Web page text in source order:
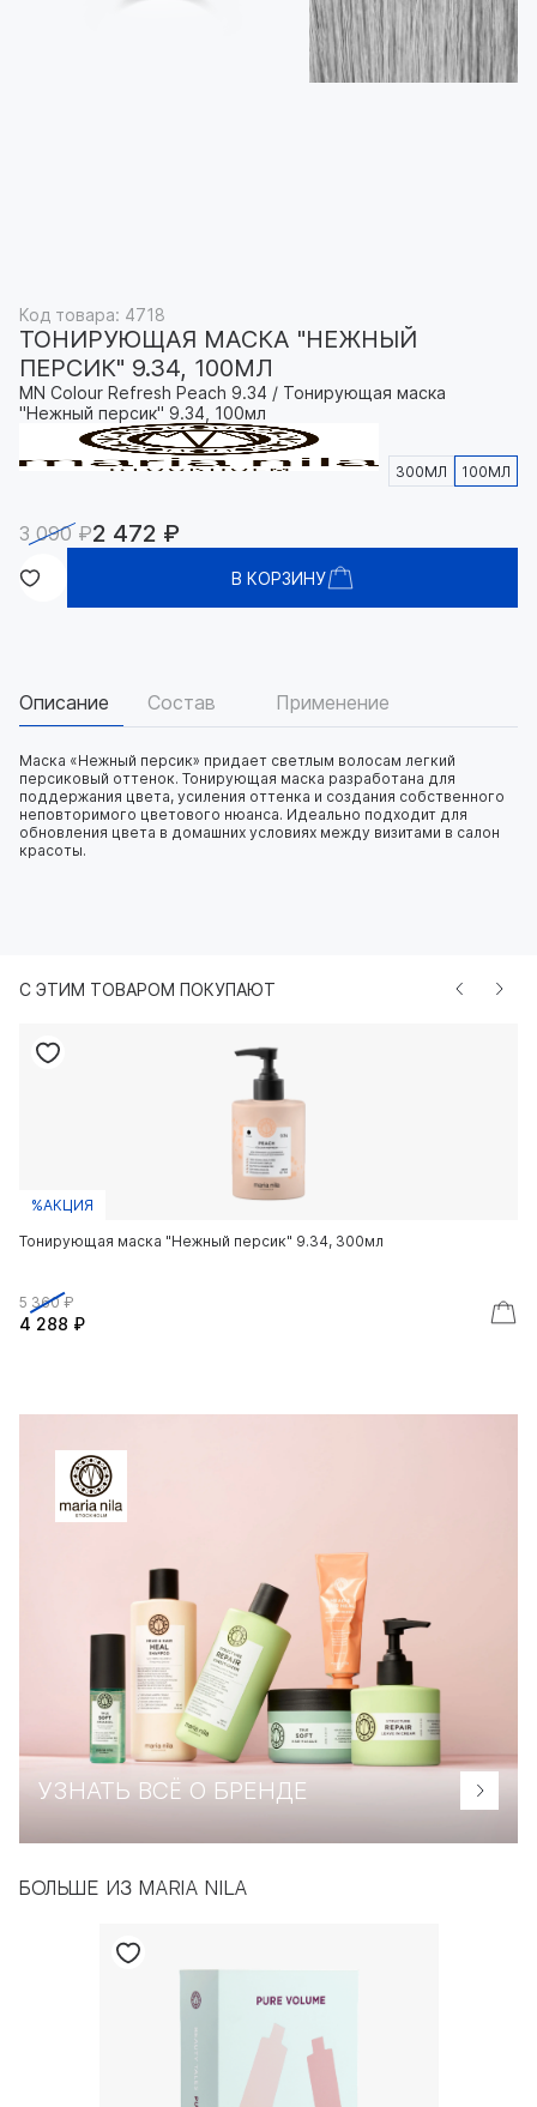
Код товара: 4718
ТОНИРУЮЩАЯ МАСКА "НЕЖНЫЙ
ПЕРСИК" 9.34, 100МЛ
MN Colour Refresh Peach 9.34 / Тонирующая маска
"Нежный персик" 9.34, 100мл
300МЛ 100МЛ
3 090 ₽2 472 ₽
В КОРЗИНУ
Описание Состав Применение
Маска «Нежный персик» придает светлым волосам легкий
персиковый оттенок. Тонирующая маска разработана для
поддержания цвета, усиления оттенка и создания собственного
неповторимого цветового нюанса. Идеально подходит для
обновления цвета в домашних условиях между визитами в салон
красоты.
С ЭТИМ ТОВАРОМ ПОКУПАЮТ
%АКЦИЯ
Тонирующая маска "Нежный персик" 9.34, 300мл
5 360 ₽
4 288 ₽
УЗНАТЬ ВСЁ О БРЕНДЕ
БОЛЬШЕ ИЗ MARIA NILA